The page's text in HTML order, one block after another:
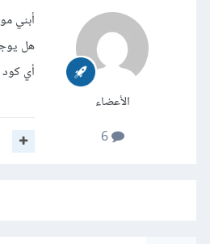
الأعضاء
6
أبني
هل
أي